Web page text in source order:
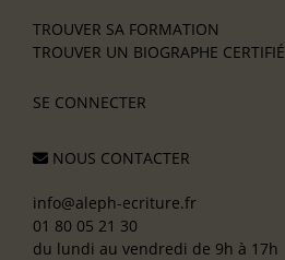
TROUVER SA FORMATION
TROUVER UN BIOGRAPHE CERTIFIÉ
SE CONNECTER
NOUS CONTACTER
info@aleph-ecriture.fr
01 80 05 21 30
du lundi au vendredi de 9h à 17h